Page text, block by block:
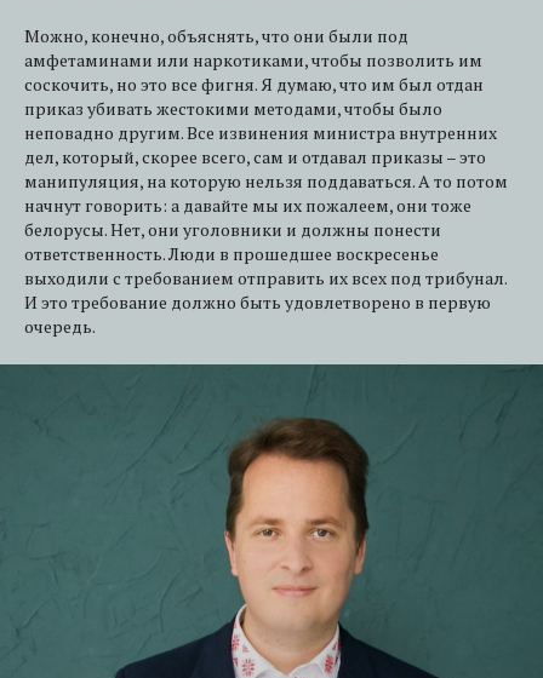
Можно, конечно, объяснять, что они были под
амфетаминами или наркотиками, чтобы позволить им
соскочить, но это все фигня. Я думаю, что им был отдан
приказ убивать жестокими методами, чтобы было
неповадно другим. Все извинения министра внутренних
дел, который, скорее всего, сам и отдавал приказы – это
манипуляция, на которую нельзя поддаваться. А то потом
начнут говорить: а давайте мы их пожалеем, они тоже
белорусы. Нет, они уголовники и должны понести
ответственность. Люди в прошедшее воскресенье
выходили с требованием отправить их всех под трибунал.
И это требование должно быть удовлетворено в первую
очередь.